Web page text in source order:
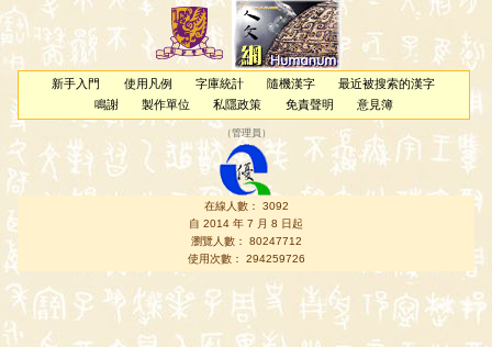
新手入門 使用凡例 字庫統計 隨機漢字
最近被搜索的漢字
鳴謝
製作單位 私隱政策 免責聲明 意見簿
（管理員 ）
在線人數： 3092
自 2014 年 7 月 8 日起
瀏覽人數： 80247712
使用次數： 294259726